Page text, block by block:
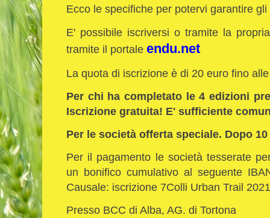
Ecco le specifiche per potervi garantire
E' possibile iscriversi o tramite la
tramite il portale endu.net
La quota di iscrizione è di 20 euro fino
Per chi ha completato le 4 edizioni
Iscrizione gratuita! E' sufficiente
Per le società offerta speciale. Dopo
Per il pagamento le società tesserate
un bonifico cumulativo al seguente
Causale: iscrizione 7Colli Urban Trail 2021
Presso BCC di Alba, AG. di Tortona